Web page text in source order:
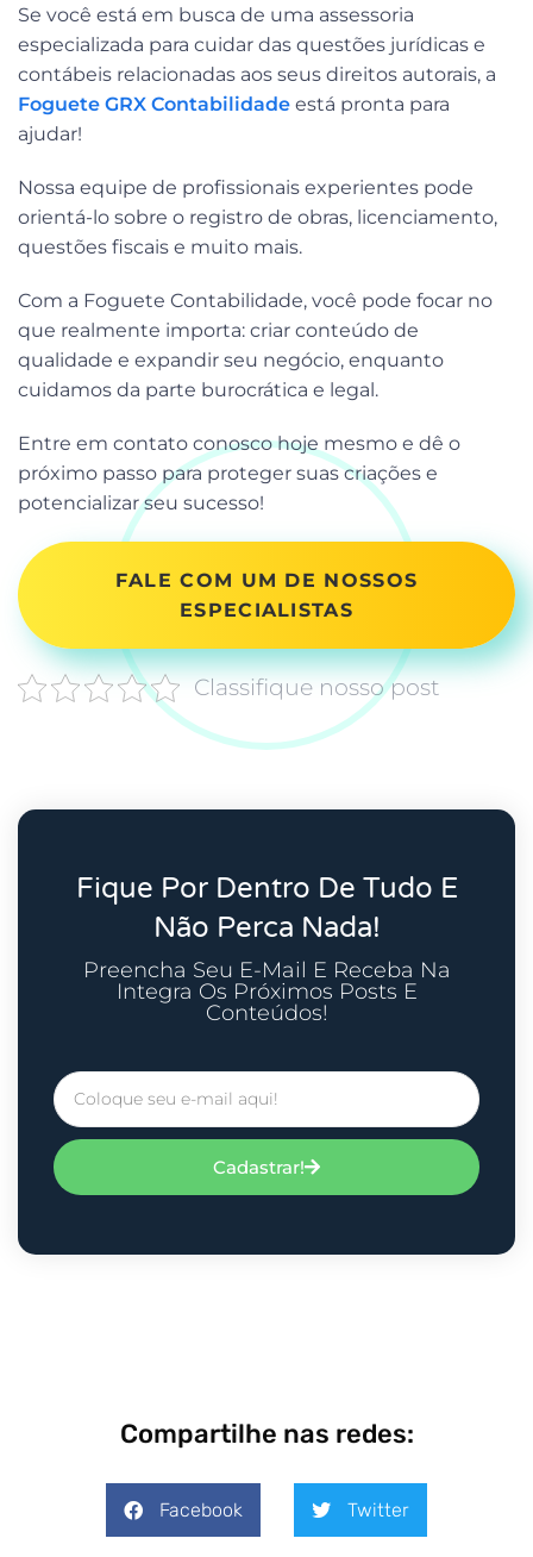
Se você está em busca de uma assessoria
especializada para cuidar das questões jurídicas e
contábeis relacionadas aos seus direitos autorais, a
Foguete GRX Contabilidade está pronta para
ajudar!
Nossa equipe de profissionais experientes pode
orientá-lo sobre o registro de obras, licenciamento,
questões fiscais e muito mais.
Com a Foguete Contabilidade, você pode focar no
que realmente importa: criar conteúdo de
qualidade e expandir seu negócio, enquanto
cuidamos da parte burocrática e legal.
Entre em contato conosco hoje mesmo e dê o
próximo passo para proteger suas criações e
potencializar seu sucesso!
FALE COM UM DE NOSSOS
ESPECIALISTAS
Classifique nosso post
Fique Por Dentro De Tudo E
Não Perca Nada!
Preencha Seu E-Mail E Receba Na
Integra Os Próximos Posts E
Conteúdos!
Cadastrar!
Compartilhe nas redes:
Facebook Twitter